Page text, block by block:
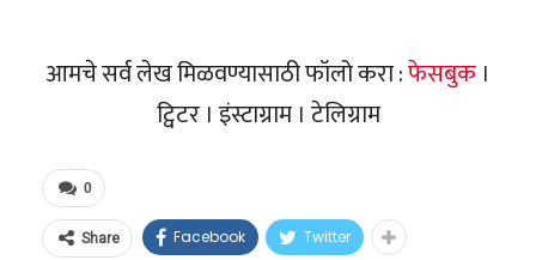
आमचे सर्व लेख मिळवण्यासाठी फॉलो करा :फेसबुक ।
ट्विटर । इंस्टाग्राम । टेलिग्राम
0
Share Facebook Twitter